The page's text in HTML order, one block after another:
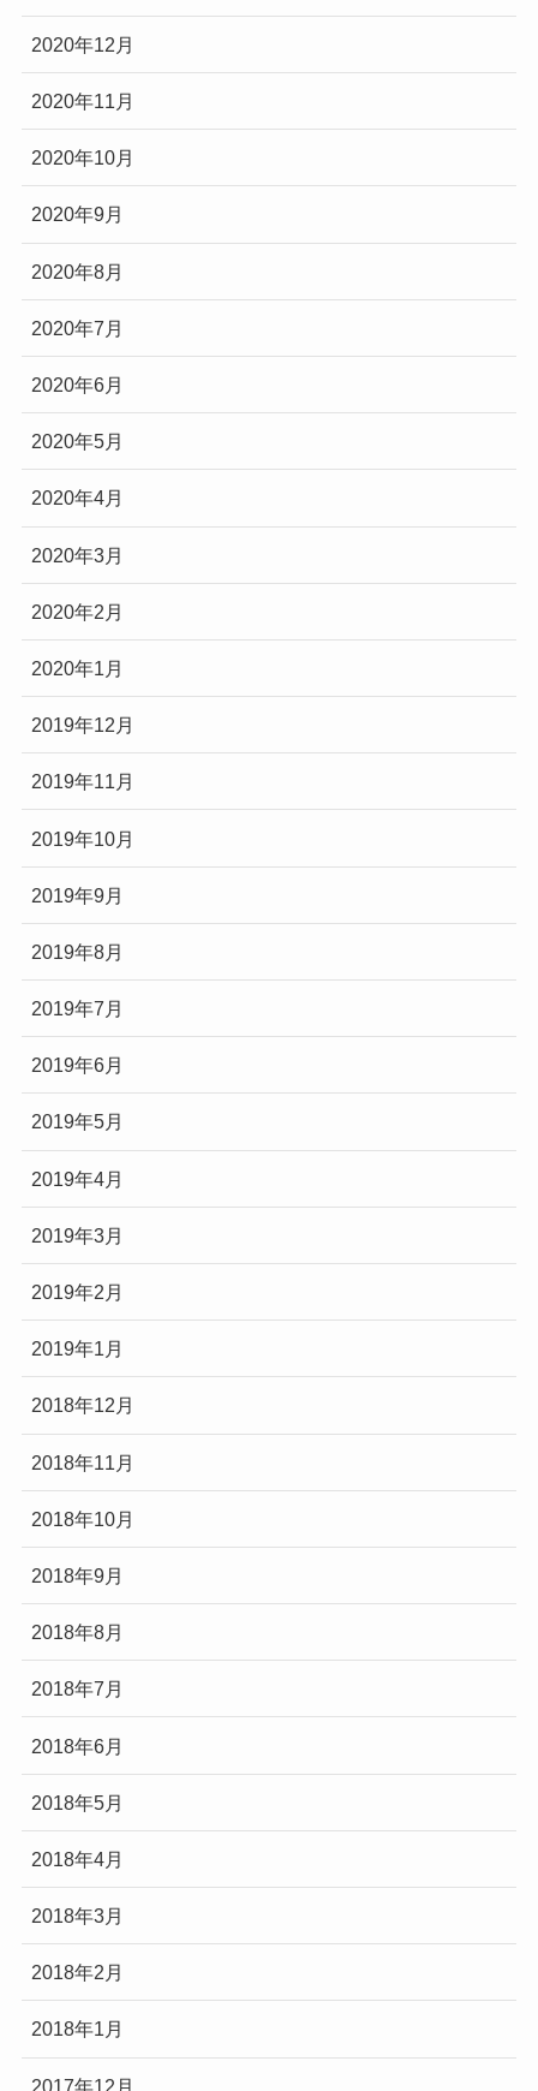
2020年12月
2020年11月
2020年10月
2020年9月
2020年8月
2020年7月
2020年6月
2020年5月
2020年4月
2020年3月
2020年2月
2020年1月
2019年12月
2019年11月
2019年10月
2019年9月
2019年8月
2019年7月
2019年6月
2019年5月
2019年4月
2019年3月
2019年2月
2019年1月
2018年12月
2018年11月
2018年10月
2018年9月
2018年8月
2018年7月
2018年6月
2018年5月
2018年4月
2018年3月
2018年2月
2018年1月
2017年12月